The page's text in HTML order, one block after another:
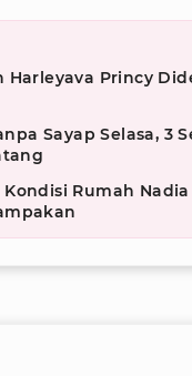
Harleyava Princy
Sayap Selasa, 3
Rumah